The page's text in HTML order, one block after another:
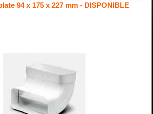
94 x 175 x 227 mm - DISPONIBLE